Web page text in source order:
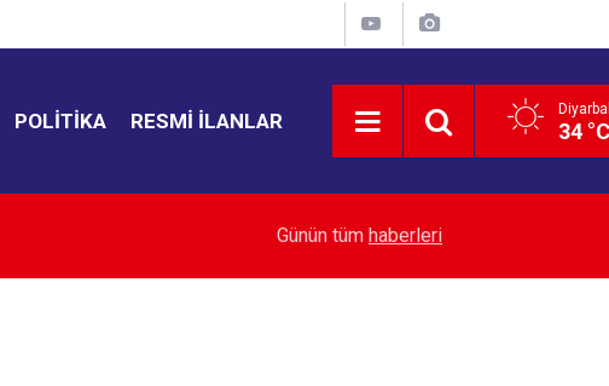
POLITIKA RESMI İLANLAR 34
Gezici Müzik Atölyesi 13 mahallede bin 700
Günün tüm haberleri